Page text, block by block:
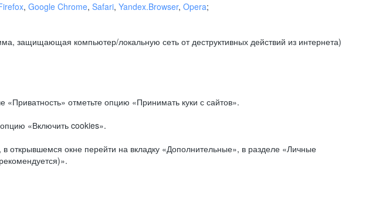
, Google Chrome, Safari, Yandex.Browser, Opera;
защищающая компьютер/локальную сеть от деструктивных действий из интернета)
отметьте опцию «Принимать куки с сайтов».
«Включить cookies».
открывшемся окне перейти на вкладку «Дополнительные», в разделе «Личные